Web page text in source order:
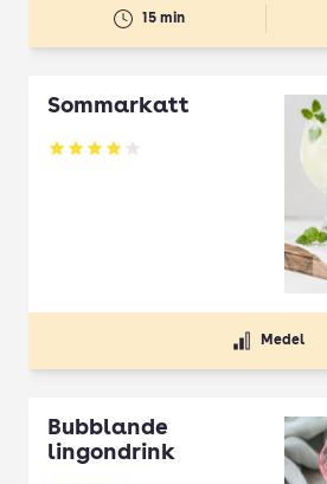
15 min
Sommarkatt
Betyg: 3.94 av 5
Medel
Bubblande
lingondrink